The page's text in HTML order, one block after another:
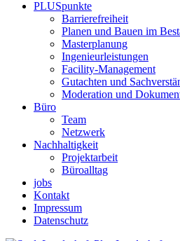
PLUSpunkte
Barrierefreiheit
Planen und Bauen im
Masterplanung
Ingenieurleistungen
Facility-Management
Gutachten und
Moderation und
Büro
Team
Netzwerk
Nachhaltigkeit
Projektarbeit
Büroalltag
jobs
Kontakt
Impressum
Datenschutz